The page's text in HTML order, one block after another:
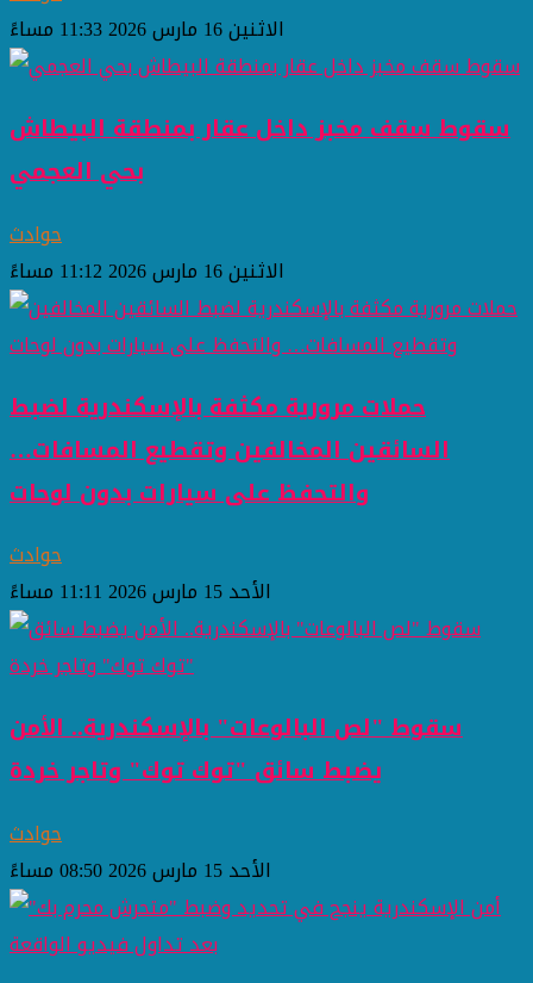
الاثنين 16 مارس 2026 11:33 مساءً
سقوط سقف مخبز داخل عقار بمنطقة البيطاش
بحي العجمي
حوادث
الاثنين 16 مارس 2026 11:12 مساءً
حملات مرورية مكثفة بالإسكندرية لضبط
السائقين المخالفين وتقطيع المسافات…
والتحفظ على سيارات بدون لوحات
حوادث
الأحد 15 مارس 2026 11:11 مساءً
سقوط "لص البالوعات" بالإسكندرية.. الأمن
يضبط سائق "توك توك" وتاجر خردة
حوادث
الأحد 15 مارس 2026 08:50 مساءً